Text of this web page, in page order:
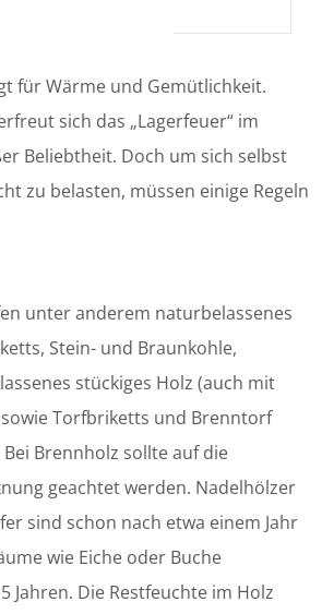
für Wärme und Gemütlichkeit.
sich das „Lagerfeuer“ im
Beliebtheit. Doch um sich selbst
zu belasten, müssen einige Regeln
unter anderem naturbelassenes
Stein- und Braunkohle,
stückiges Holz (auch mit
sowie Torfbriketts und Brenntorf
Brennholz sollte auf die
geachtet werden. Nadelhölzer
sind schon nach etwa einem Jahr
wie Eiche oder Buche
Jahren. Die Restfeuchte im Holz